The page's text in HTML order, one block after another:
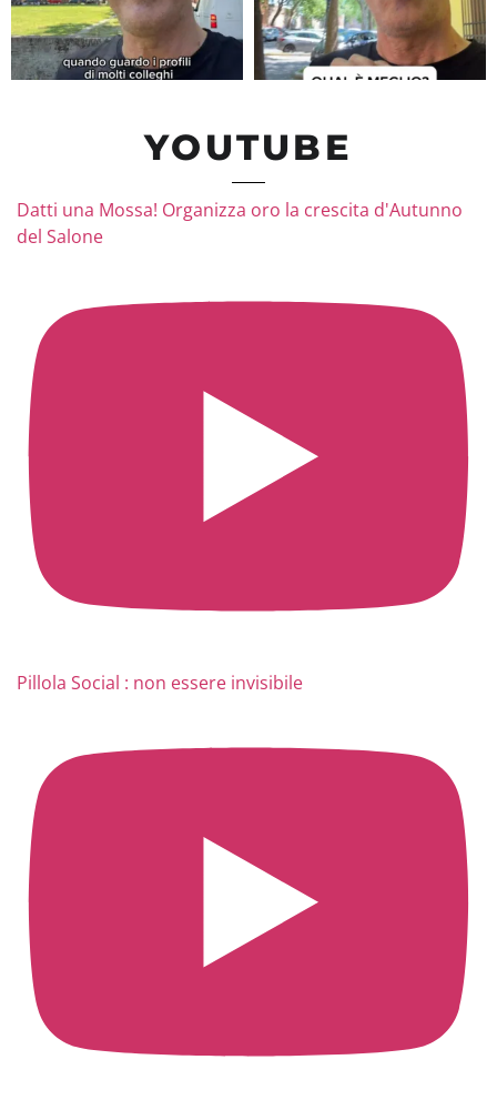
YOUTUBE
Datti una Mossa! Organizza oro la crescita d'Autunno
del Salone
Pillola Social : non essere invisibile